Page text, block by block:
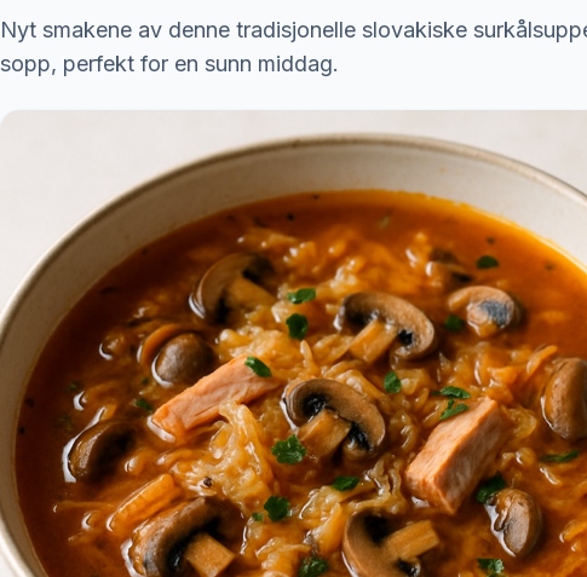
Nyt smakene av denne tradisjonelle slovakiske
sopp, perfekt for en sunn middag.